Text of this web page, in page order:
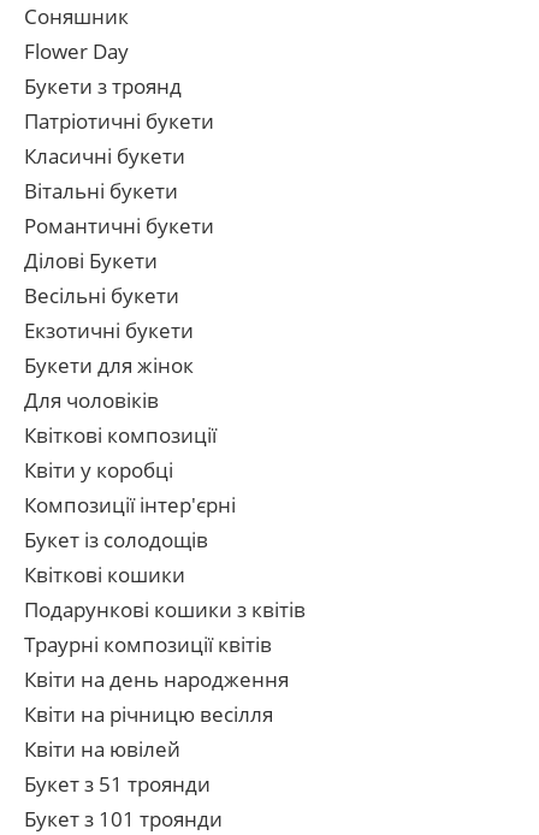
Соняшник
Flower Day
Букети з троянд
Патріотичні букети
Класичні букети
Вітальні букети
Романтичні букети
Ділові Букети
Весільні букети
Екзотичні букети
Букети для жінок
Для чоловіків
Квіткові композиції
Квіти у коробці
Композиції інтер'єрні
Букет із солодощів
Квіткові кошики
Подарункові кошики з квітів
Траурні композиції квітів
Квіти на день народження
Квіти на річницю весілля
Квіти на ювілей
Букет з 51 троянди
Букет з 101 троянди